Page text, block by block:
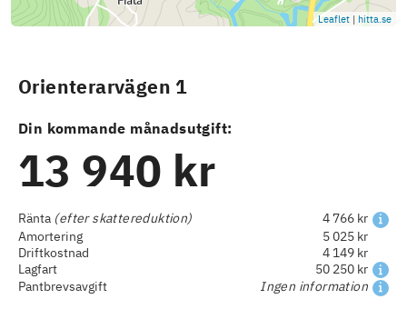
Leaflet | hitta.se
Orienterarvägen 1
Din kommande månadsutgift:
13 940 kr
Ränta (efter skattereduktion)
4 766 kr
Amortering
5 025 kr
Driftkostnad
4 149 kr
Lagfart
50 250 kr
Pantbrevsavgift
Ingen information